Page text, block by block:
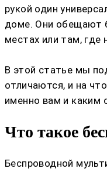
рукой один
доме. Они обещают
местах или там, где
В этой статье мы
отличаются, и на
именно вам и каким
Что такое
Беспроводной